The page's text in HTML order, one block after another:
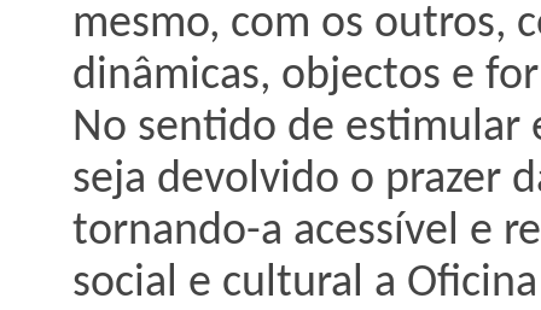
mesmo, com os outros,
dinâmicas, objectos e
No sentido de estimular
seja devolvido o prazer
tornando-a acessível e
social e cultural a